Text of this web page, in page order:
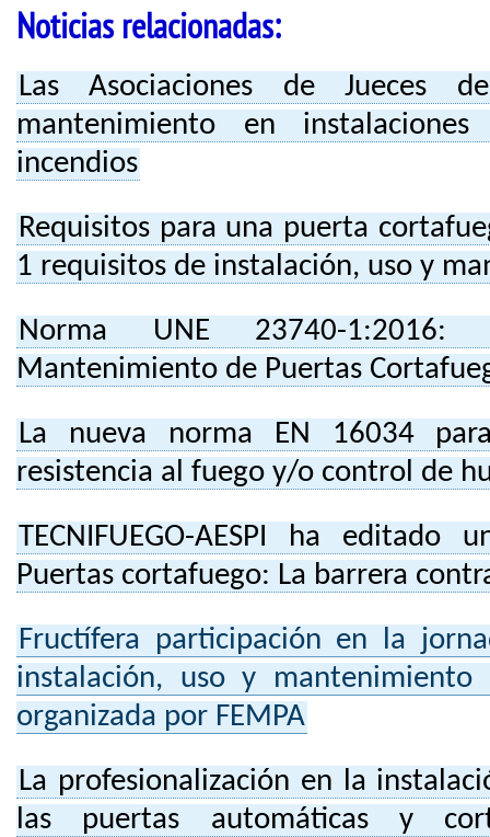
Noticias relacionadas:
Las Asociaciones de Jueces
mantenimiento en
incendios
Requisitos para una puerta
1 requisitos de instalación, uso y
Norma UNE 23740-
Mantenimiento de Puertas
La nueva norma EN 16034
resistencia al fuego y/o control de
TECNIFUEGO-AESPI ha
Puertas cortafuego: La barrera
Fructífera participación en la
instalación, uso y
organizada por FEMPA
La profesionalización en la
las puertas automáticas y